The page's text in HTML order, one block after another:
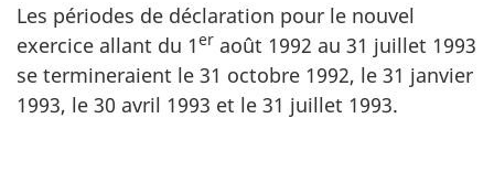
Les périodes de déclaration pour le nouvel
exercice allant du 1er août 1992 au 31 juillet 1993
se termineraient le 31 octobre 1992, le 31 janvier
1993, le 30 avril 1993 et le 31 juillet 1993.